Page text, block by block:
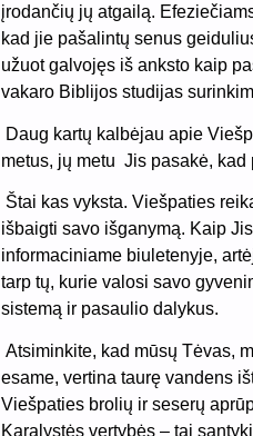
įrodančių jų atgailą.
kad jie pašalintų senus
užuot galvojęs iš anksto kaip
vakaro Biblijos studijas
Daug kartų kalbėjau apie
metus, jų metu Jis pasakė, kad
Štai kas vyksta. Viešpaties
išbaigti savo išganymą. Kaip
informaciniame biuletenyje,
tarp tų, kurie valosi savo
sistemą ir pasaulio dalykus.
Atsiminkite, kad mūsų Tėvas,
esame, vertina taurę vandens
Viešpaties brolių ir seserų
Karalystės vertybės – tai